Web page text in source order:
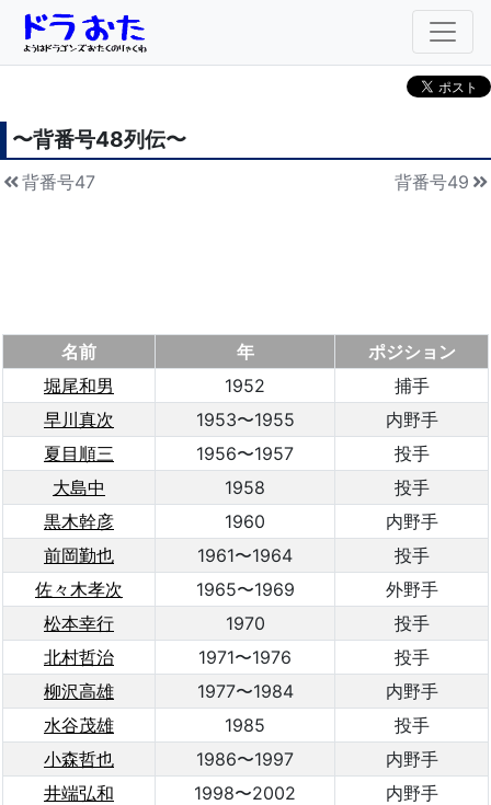
〜背番号48列伝〜
背番号47 背番号49
名前 年
ポジション
堀尾和男
1952
捕手
早川真次
1953〜1955
内野手
夏目順三
1956〜1957
投手
大島中
1958
投手
黒木幹彦
1960
内野手
前岡勤也
1961〜1964
投手
佐々木孝次
1965〜1969
外野手
松本幸行
1970
投手
北村哲治
1971〜1976
投手
柳沢高雄
1977〜1984
内野手
水谷茂雄
1985
投手
小森哲也
1986〜1997
内野手
井端弘和
1998〜2002
内野手